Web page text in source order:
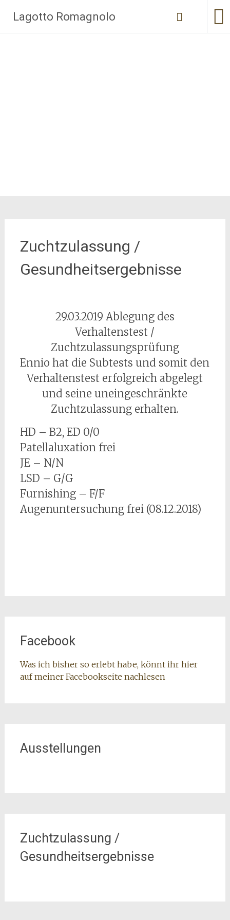
Inhalt
springen
Lagotto Romagnolo
Zuchtzulassung /
Gesundheitsergebnisse
29.03.2019 Ablegung des
Verhaltenstest /
Zuchtzulassungsprüfung
Ennio hat die Subtests und somit den
Verhaltenstest erfolgreich abgelegt
und seine uneingeschränkte
Zuchtzulassung erhalten.
HD – B2, ED 0/0
Patellaluxation frei
JE – N/N
LSD – G/G
Furnishing – F/F
Augenuntersuchung frei (08.12.2018)
Facebook
Was ich bisher so erlebt habe, könnt ihr hier
auf meiner Facebookseite nachlesen
Ausstellungen
Zuchtzulassung /
Gesundheitsergebnisse